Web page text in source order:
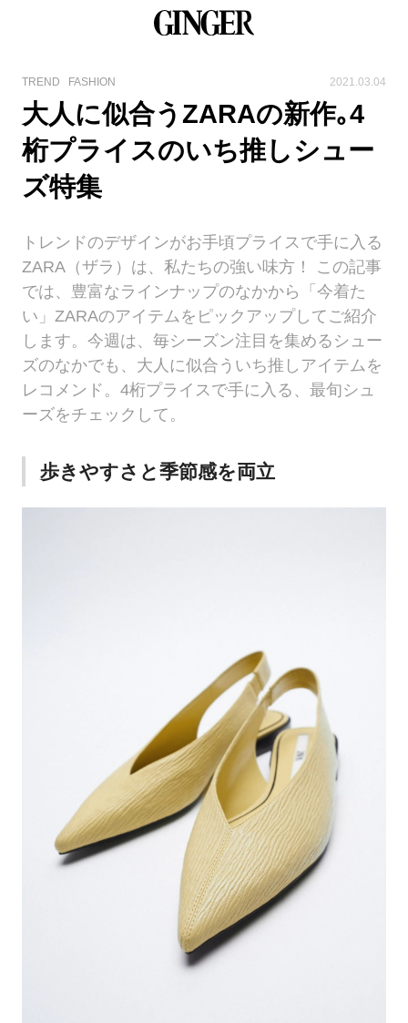
TREND FASHION 2021.03.04
大人に似合うZARAの新作｡4
桁プライスのいち推しシュー
ズ特集
トレンドのデザインがお手頃プライスで手に入る
ZARA（ザラ）は、私たちの強い味方！ この記事
では、豊富なラインナップのなかから「今着た
い」ZARAのアイテムをピックアップしてご紹介
します。今週は、毎シーズン注目を集めるシュー
ズのなかでも、大人に似合ういち推しアイテムを
レコメンド。4桁プライスで手に入る、最旬シュ
ーズをチェックして。
歩きやすさと季節感を両立